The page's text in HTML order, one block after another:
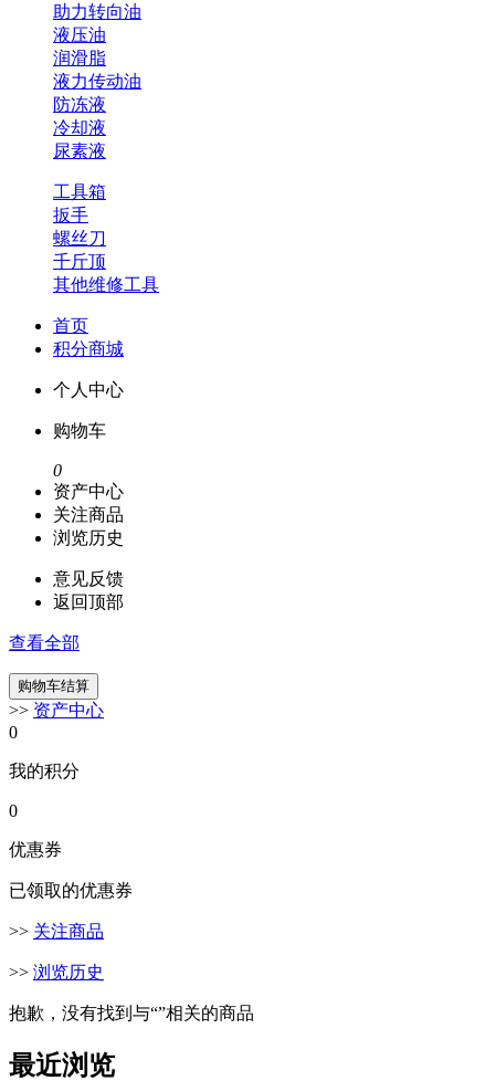
助力转向油
液压油
润滑脂
液力传动油
防冻液
冷却液
尿素液
工具箱
扳手
螺丝刀
千斤顶
其他维修工具
首页
积分商城
个人中心
购物车
0
资产中心
关注商品
浏览历史
意见反馈
返回顶部
查看全部
>> 资产中心
0
我的积分
0
优惠券
已领取的优惠券
>> 关注商品
>> 浏览历史
抱歉，没有找到与“”相关的商品
最近浏览